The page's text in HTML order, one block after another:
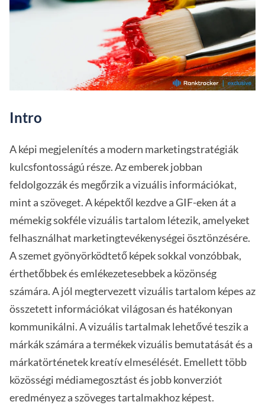
Intro
A képi megjelenítés a modern marketingstratégiák
kulcsfontosságú része. Az emberek jobban
feldolgozzák és megőrzik a vizuális információkat,
mint a szöveget. A képektől kezdve a GIF-eken át a
mémekig sokféle vizuális tartalom létezik, amelyeket
felhasználhat marketingtevékenységei ösztönzésére.
A szemet gyönyörködtető képek sokkal vonzóbbak,
érthetőbbek és emlékezetesebbek a közönség
számára. A jól megtervezett vizuális tartalom képes az
összetett információkat világosan és hatékonyan
kommunikálni. A vizuális tartalmak lehetővé teszik a
márkák számára a termékek vizuális bemutatását és a
márkatörténetek kreatív elmesélését. Emellett több
közösségi médiamegosztást és jobb konverziót
eredményez a szöveges tartalmakhoz képest.